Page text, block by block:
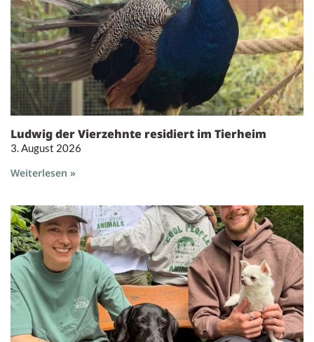
Ludwig der Vierzehnte residiert im Tierheim
3. August 2026
Weiterlesen »